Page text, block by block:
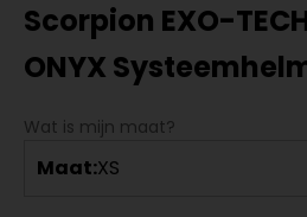
Scorpion EXO-
ONYX
Wat is mijn maat?
Maat:XS